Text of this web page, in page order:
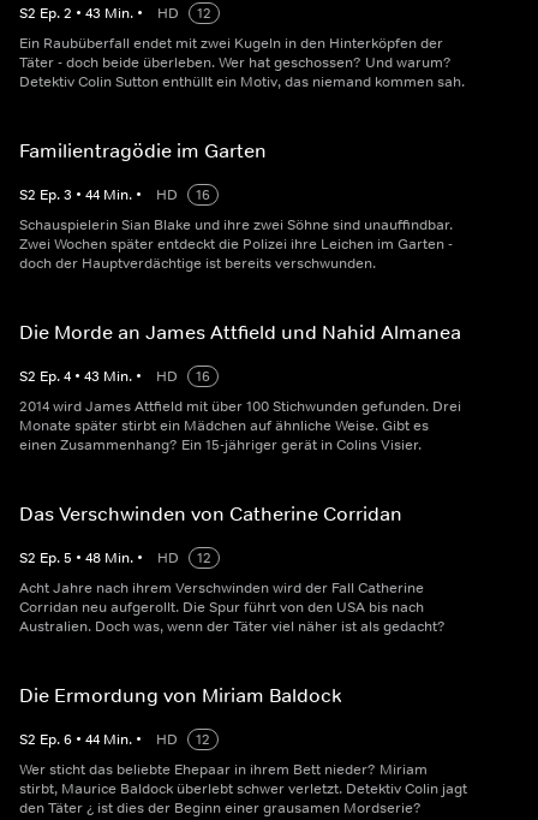
S2 Ep.2 • 43 Min. • HD
12
Ein Raubüberfall endet mit zwei Kugeln in den Hinterköpfen der
Täter - doch beide überleben. Wer hat geschossen? Und warum?
Detektiv Colin Sutton enthüllt ein Motiv, das niemand kommen sah.
Familientragödie im Garten
S2 Ep.3 • 44 Min. • HD
16
Schauspielerin Sian Blake und ihre zwei Söhne sind unauffindbar.
Zwei Wochen später entdeckt die Polizei ihre Leichen im Garten -
doch der Hauptverdächtige ist bereits verschwunden.
Die Morde an James Attfield und Nahid Almanea
S2 Ep.4 • 43 Min. • HD
16
2014 wird James Attfield mit über 100 Stichwunden gefunden. Drei
Monate später stirbt ein Mädchen auf ähnliche Weise. Gibt es
einen Zusammenhang? Ein 15-jähriger gerät in Colins Visier.
Das Verschwinden von Catherine Corridan
S2 Ep.5 • 48 Min. • HD
12
Acht Jahre nach ihrem Verschwinden wird der Fall Catherine
Corridan neu aufgerollt. Die Spur führt von den USA bis nach
Australien. Doch was, wenn der Täter viel näher ist als gedacht?
Die Ermordung von Miriam Baldock
S2 Ep.6 • 44 Min. • HD
12
Wer sticht das beliebte Ehepaar in ihrem Bett nieder? Miriam
stirbt, Maurice Baldock überlebt schwer verletzt. Detektiv Colin jagt
den Täter ¿ ist dies der Beginn einer grausamen Mordserie?